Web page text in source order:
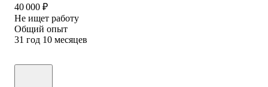
40 000 ₽
Не ищет работу
Общий опыт
31 год 10 месяцев